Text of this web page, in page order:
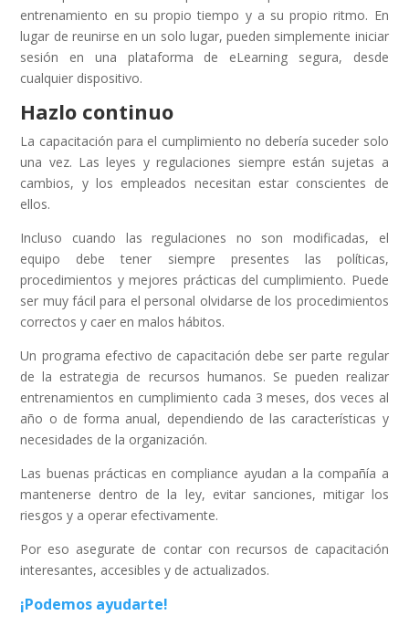
entrenamiento en su propio tiempo y a su propio ritmo. En
lugar de reunirse en un solo lugar, pueden simplemente iniciar
sesión en una plataforma de eLearning segura, desde
cualquier dispositivo.
Hazlo continuo
La capacitación para el cumplimiento no debería suceder solo
una vez. Las leyes y regulaciones siempre están sujetas a
cambios, y los empleados necesitan estar conscientes de
ellos.
Incluso cuando las regulaciones no son modificadas, el
equipo debe tener siempre presentes las políticas,
procedimientos y mejores prácticas del cumplimiento. Puede
ser muy fácil para el personal olvidarse de los procedimientos
correctos y caer en malos hábitos.
Un programa efectivo de capacitación debe ser parte regular
de la estrategia de recursos humanos. Se pueden realizar
entrenamientos en cumplimiento cada 3 meses, dos veces al
año o de forma anual, dependiendo de las características y
necesidades de la organización.
Las buenas prácticas en compliance ayudan a la compañía a
mantenerse dentro de la ley, evitar sanciones, mitigar los
riesgos y a operar efectivamente.
Por eso asegurate de contar con recursos de capacitación
interesantes, accesibles y de actualizados.
¡Podemos ayudarte!